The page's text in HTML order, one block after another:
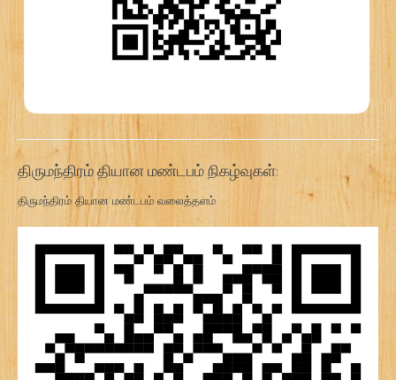
திருமந்திரம் தியான மண்டபம் நிகழ்வுகள்:
திருமந்திரம் தியான மண்டபம் வலைத்தளம்